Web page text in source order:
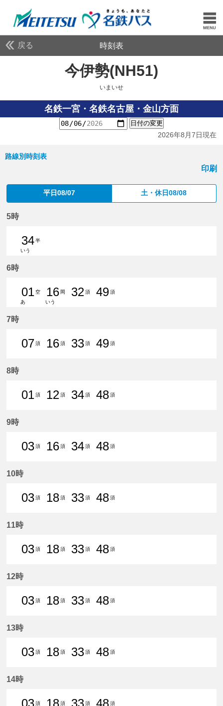
戻る 時刻表
今伊勢(NH51)
いまいせ
名鉄一宮・名鉄名古屋・金山方面
日付の変更
2026年8月7日現在
路線別時刻表
印刷
平日08/07 土・休日08/08
5時
34半
いう
6時
01 空
あ
16 岡
いう
32須
49須
7時
07須
16須
33須
49須
8時
01須
12須
34須
48須
9時
03須
16須
34須
48須
10時
03須
18須
33須
48須
11時
03須
18須
33須
48須
12時
03須
18須
33須
48須
13時
03須
18須
33須
48須
14時
03須
18須
33須
48須